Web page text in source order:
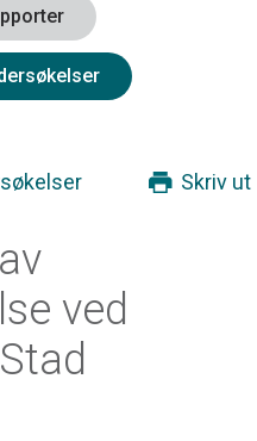
Skriv ut
ved